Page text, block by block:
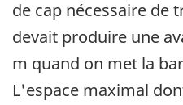
de cap nécessaire de
devait produire une
m quand on met la
L'espace maximal